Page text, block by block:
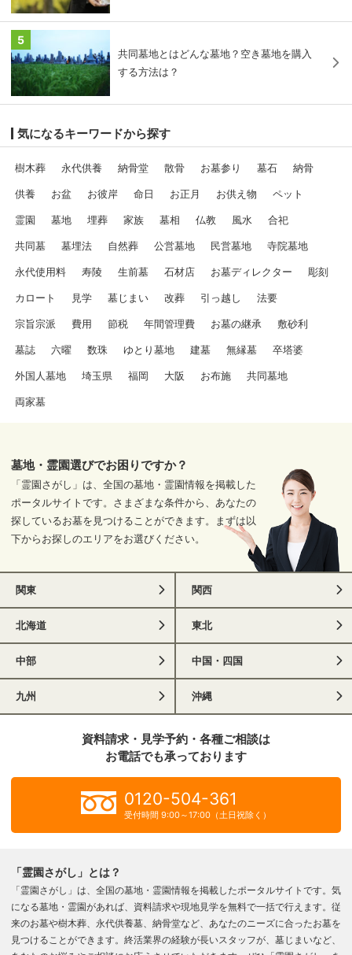
5
共同墓地とはどんな墓地？空き墓地を購入
する方法は？
気になるキーワードから探す
樹木葬 永代供養 納骨堂 散骨 お墓参り 墓石 納骨
供養 お盆 お彼岸 命日 お正月 お供え物 ペット
霊園 墓地 埋葬 家族 墓相 仏教 風水 合祀
共同墓 墓埋法 自然葬 公営墓地 民営墓地 寺院墓地
永代使用料 寿陵 生前墓 石材店 お墓ディレクター 彫刻
カロート 見学 墓じまい 改葬 引っ越し 法要
宗旨宗派 費用 節税 年間管理費 お墓の継承 敷砂利
墓誌 六曜 数珠 ゆとり墓地 建墓 無縁墓 卒塔婆
外国人墓地 埼玉県 福岡 大阪 お布施 共同墓地
両家墓
墓地・霊園選びでお困りですか？
「霊園さがし」は、全国の墓地・霊園情報を掲載した
ポータルサイトです。さまざまな条件から、あなたの
探しているお墓を見つけることができます。まずは以
下からお探しのエリアをお選びください。
関東 関西
北海道 東北
中部 中国・四国
九州 沖縄
資料請求・見学予約・各種ご相談は
お電話でも承っております
0120-504-361
受付時間 9:00～17:00（土日祝除く）
「霊園さがし」とは？
「霊園さがし」は、全国の墓地・霊園情報を掲載したポータルサイトです。気
になる墓地・霊園があれば、資料請求や現地見学を無料で一括で行えます。従
来のお墓や樹木葬、永代供養墓、納骨堂など、あなたのニーズに合ったお墓を
見つけることができます。終活業界の経験が長いスタッフが、墓じまいなど、